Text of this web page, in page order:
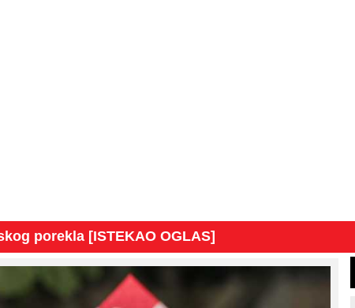
porekla [ISTEKAO OGLAS]